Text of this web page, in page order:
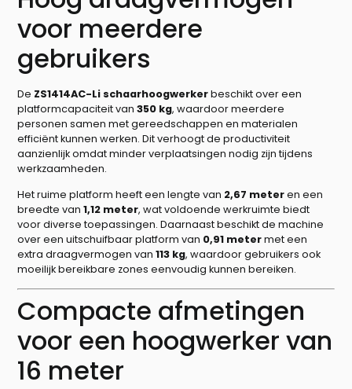
voor meerdere
gebruikers
De ZS1414AC-Li schaarhoogwerkerbeschikt over een
platformcapaciteit van350 kg, waardoor meerdere
personen samen met gereedschappen en materialen
efficiënt kunnen werken. Dit verhoogt de productiviteit
aanzienlijk omdat minder verplaatsingen nodig zijn tijdens
werkzaamheden.
Het ruime platform heeft een lengte van 2,67 meteren een
breedte van1,12 meter, wat voldoende werkruimte biedt
voor diverse toepassingen. Daarnaast beschikt de machine
over een uitschuifbaar platform van 0,91 metermet een
extra draagvermogen van113 kg, waardoor gebruikers ook
moeilijk bereikbare zones eenvoudig kunnen bereiken.
Compacte afmetingen
voor een hoogwerker van
16 meter